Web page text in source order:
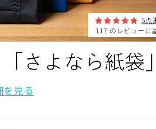
見る